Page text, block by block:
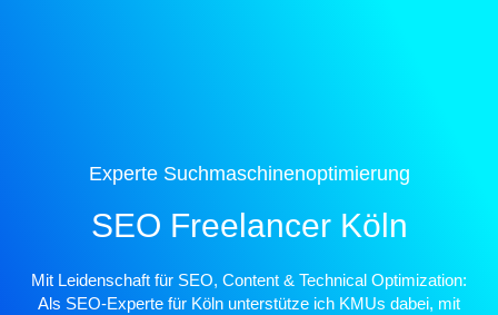
Experte Suchmaschinenoptimierung
SEO Freelancer Köln
Mit Leidenschaft für SEO, Content & Technical Optimization:
Als SEO-Experte für Köln unterstütze ich KMUs dabei, mit